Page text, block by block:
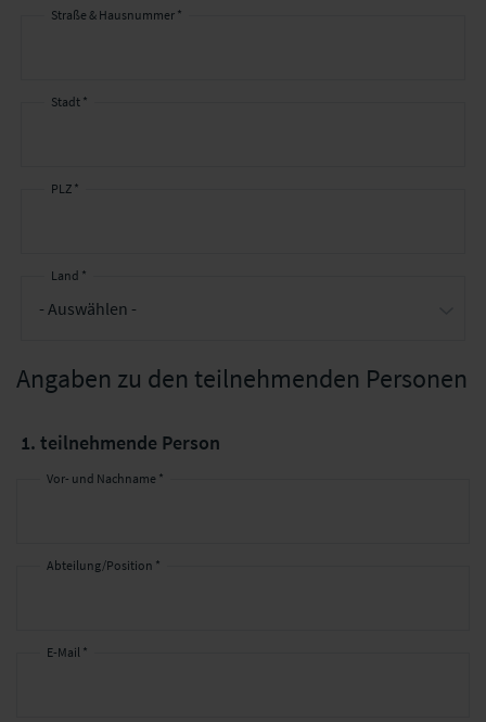
Straße & Hausnummer *
Stadt *
PLZ *
Land *
Angaben zu den teilnehmenden Personen
1. teilnehmende Person
Vor- und Nachname *
Abteilung/Position *
E-Mail *